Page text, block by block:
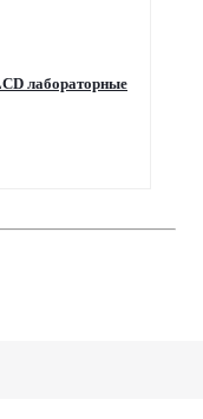
лабораторные